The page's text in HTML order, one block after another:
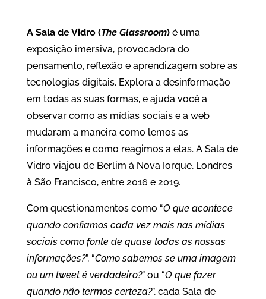
A Sala de Vidro (The Glassroom)é uma
exposição imersiva, provocadora do
pensamento, reflexão e aprendizagem sobre as
tecnologias digitais. Explora a desinformação
em todas as suas formas, e ajuda você a
observar como as mídias sociais e a web
mudaram a maneira como lemos as
informações e como reagimos a elas. A Sala de
Vidro viajou de Berlim à Nova Iorque, Londres
à São Francisco, entre 2016 e 2019.
Com questionamentos como “O que acontece
quando confiamos cada vez mais nas mídias
sociais como fonte de quase todas as nossas
informações?”, “Como sabemos se uma imagem
ou um tweet é verdadeiro?” ou “O que fazer
quando não termos certeza?”, cada Sala de